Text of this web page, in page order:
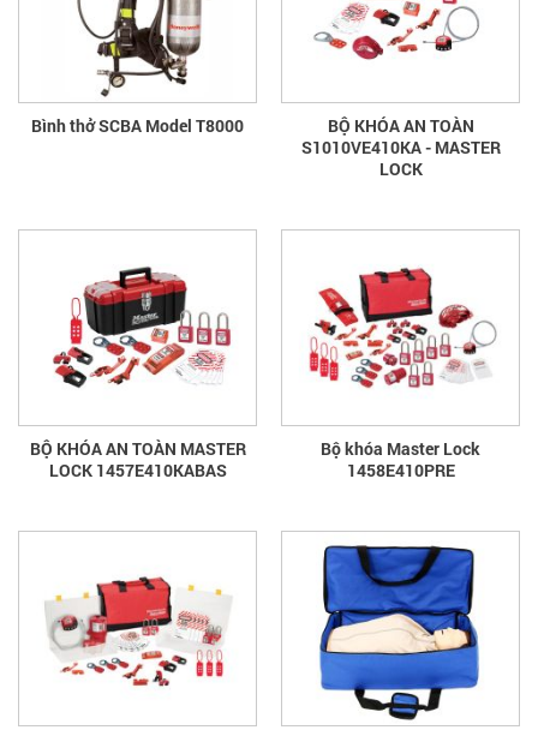
Bình thở SCBA Model T8000
BỘ KHÓA AN TOÀN
S1010VE410KA - MASTER
LOCK
BỘ KHÓA AN TOÀN MASTER
LOCK 1457E410KABAS
Bộ khóa Master Lock
1458E410PRE